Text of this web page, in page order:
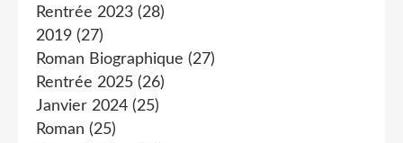
Rentrée 2023 (28)
2019 (27)
Roman Biographique (27)
Rentrée 2025 (26)
Janvier 2024 (25)
Roman (25)